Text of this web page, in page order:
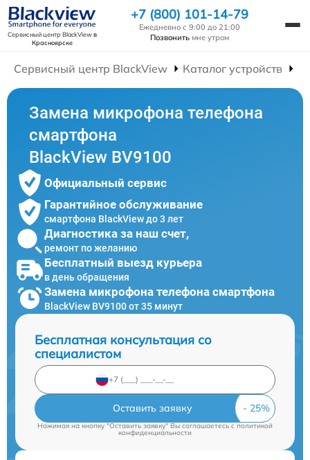
Сервисный центр BlackViewв
Красноярске
+7 (800) 101-14-79
Ежедневно с 9:00 до 21:00
Позвонить мне утром
Сервисный центр BlackView Каталог устройств
Замена микрофона телефона
смартфона
BlackView BV9100
Официальный сервис
Гарантийное обслуживание
смартфона BlackView до 3 лет
Диагностика за наш счет,
ремонт по желанию
Бесплатный выезд курьера
в день обращения
Замена микрофона телефона смартфона
BlackView BV9100 от 35 минут
Бесплатная консультация со
специалистом
Оставить заявку
Нажимая на кнопку "Оставить заявку" Вы соглашаетесь cполитикой
конфиденциальности